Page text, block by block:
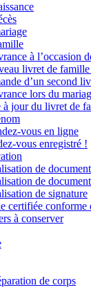
à l’occasion
livret de famille
d’un second
lors du
à jour du livret de
vous en ligne
vous enregistré !
de
de
de signature
certifiée conforme
à conserver
de corps